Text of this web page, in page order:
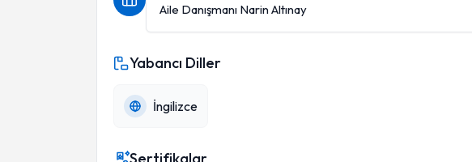
Aile Danışmanı Narin Altınay
Yabancı Diller
İngilizce